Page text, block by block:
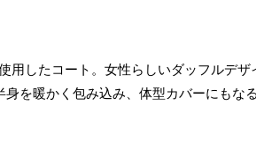
用したコート。女性らしいダッフルデ
を暖かく包み込み、体型カバーにもな